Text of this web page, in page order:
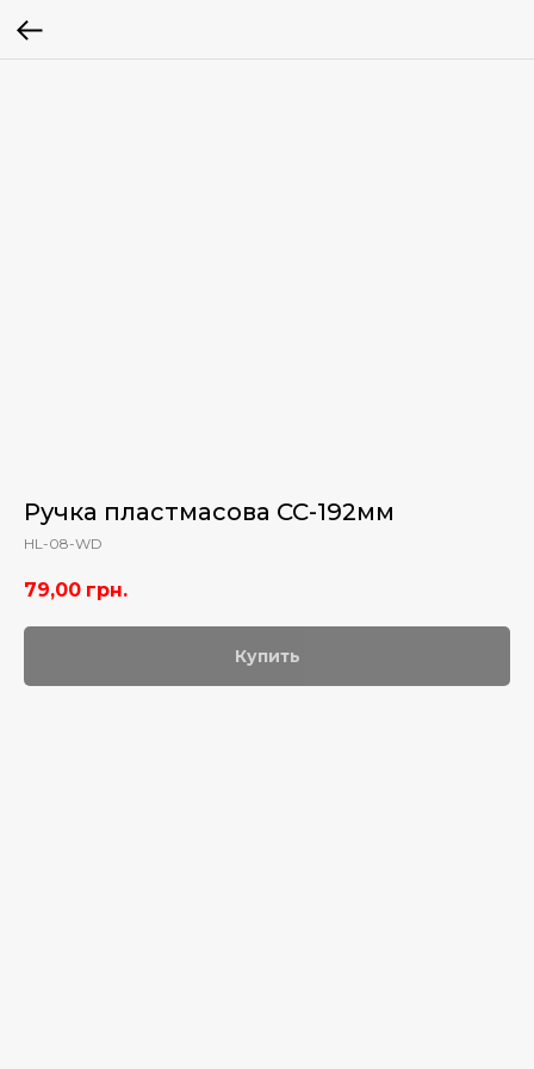
Ручка пластмасова СС-192мм
HL-08-WD
79,00 грн.
Купить